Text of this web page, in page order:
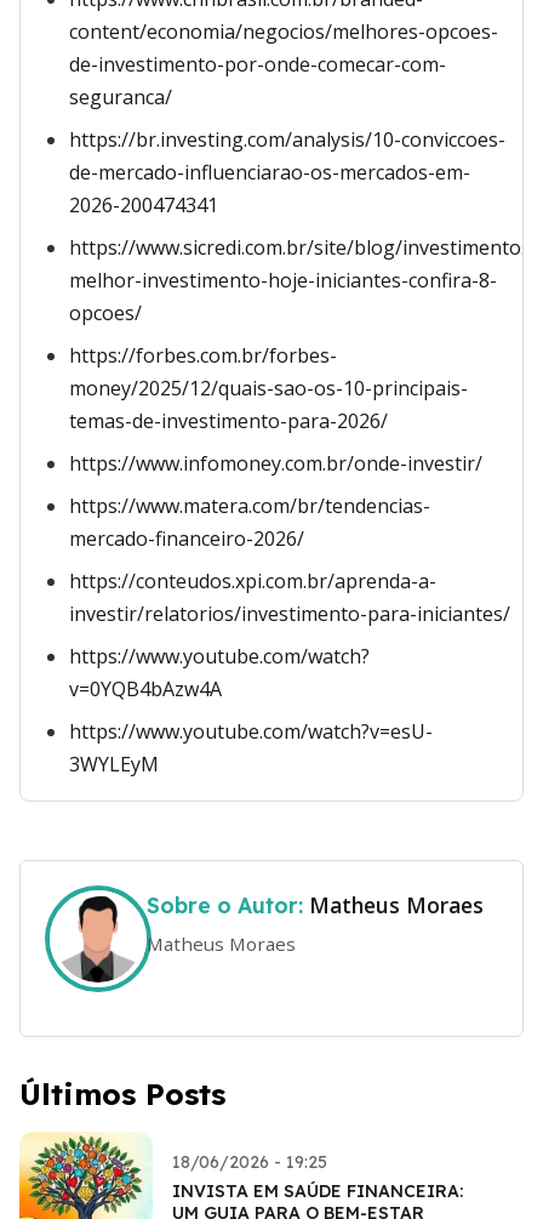
content/economia/negocios/melhores-opcoes-
de-investimento-por-onde-comecar-com-
seguranca/
https://br.investing.com/analysis/10-conviccoes-
de-mercado-influenciarao-os-mercados-em-
2026-200474341
https://www.sicredi.com.br/site/blog/investimentos/
melhor-investimento-hoje-iniciantes-confira-8-
opcoes/
https://forbes.com.br/forbes-
money/2025/12/quais-sao-os-10-principais-
temas-de-investimento-para-2026/
https://www.infomoney.com.br/onde-investir/
https://www.matera.com/br/tendencias-
mercado-financeiro-2026/
https://conteudos.xpi.com.br/aprenda-a-
investir/relatorios/investimento-para-iniciantes/
https://www.youtube.com/watch?
v=0YQB4bAzw4A
https://www.youtube.com/watch?v=esU-
3WYLEyM
Sobre o Autor: Matheus Moraes
Matheus Moraes
Últimos Posts
18/06/2026 - 19:25
INVISTA EM SAÚDE FINANCEIRA:
UM GUIA PARA O BEM-ESTAR